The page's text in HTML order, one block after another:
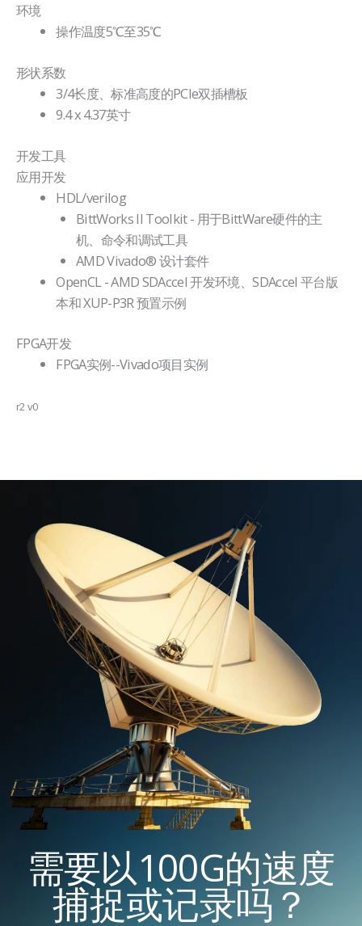
环境
操作温度5℃至35℃
形状系数
3/4长度、标准高度的PCIe双插槽板
9.4 x 4.37英寸
开发工具
应用开发
HDL/verilog
BittWorks II Toolkit - 用于BittWare硬件的主
机、命令和调试工具
AMD Vivado® 设计套件
OpenCL - AMD SDAccel 开发环境、SDAccel 平台版
本和 XUP-P3R 预置示例
FPGA开发
FPGA实例--Vivado项目实例
r2 v0
需要以100G的速度
捕捉或记录吗？